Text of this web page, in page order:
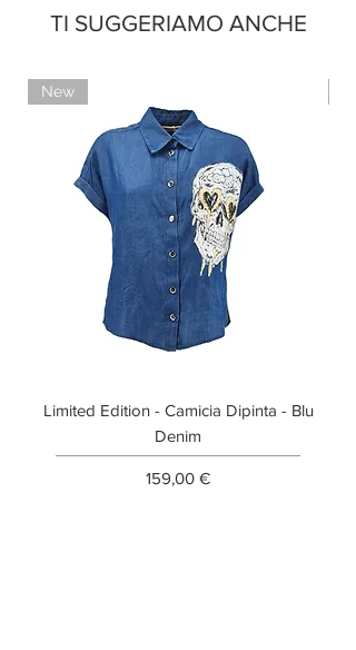
TI SUGGERIAMO ANCHE
New
Limited Edition - Camicia Dipinta - Blu
Denim
Prezzo
159,00 €